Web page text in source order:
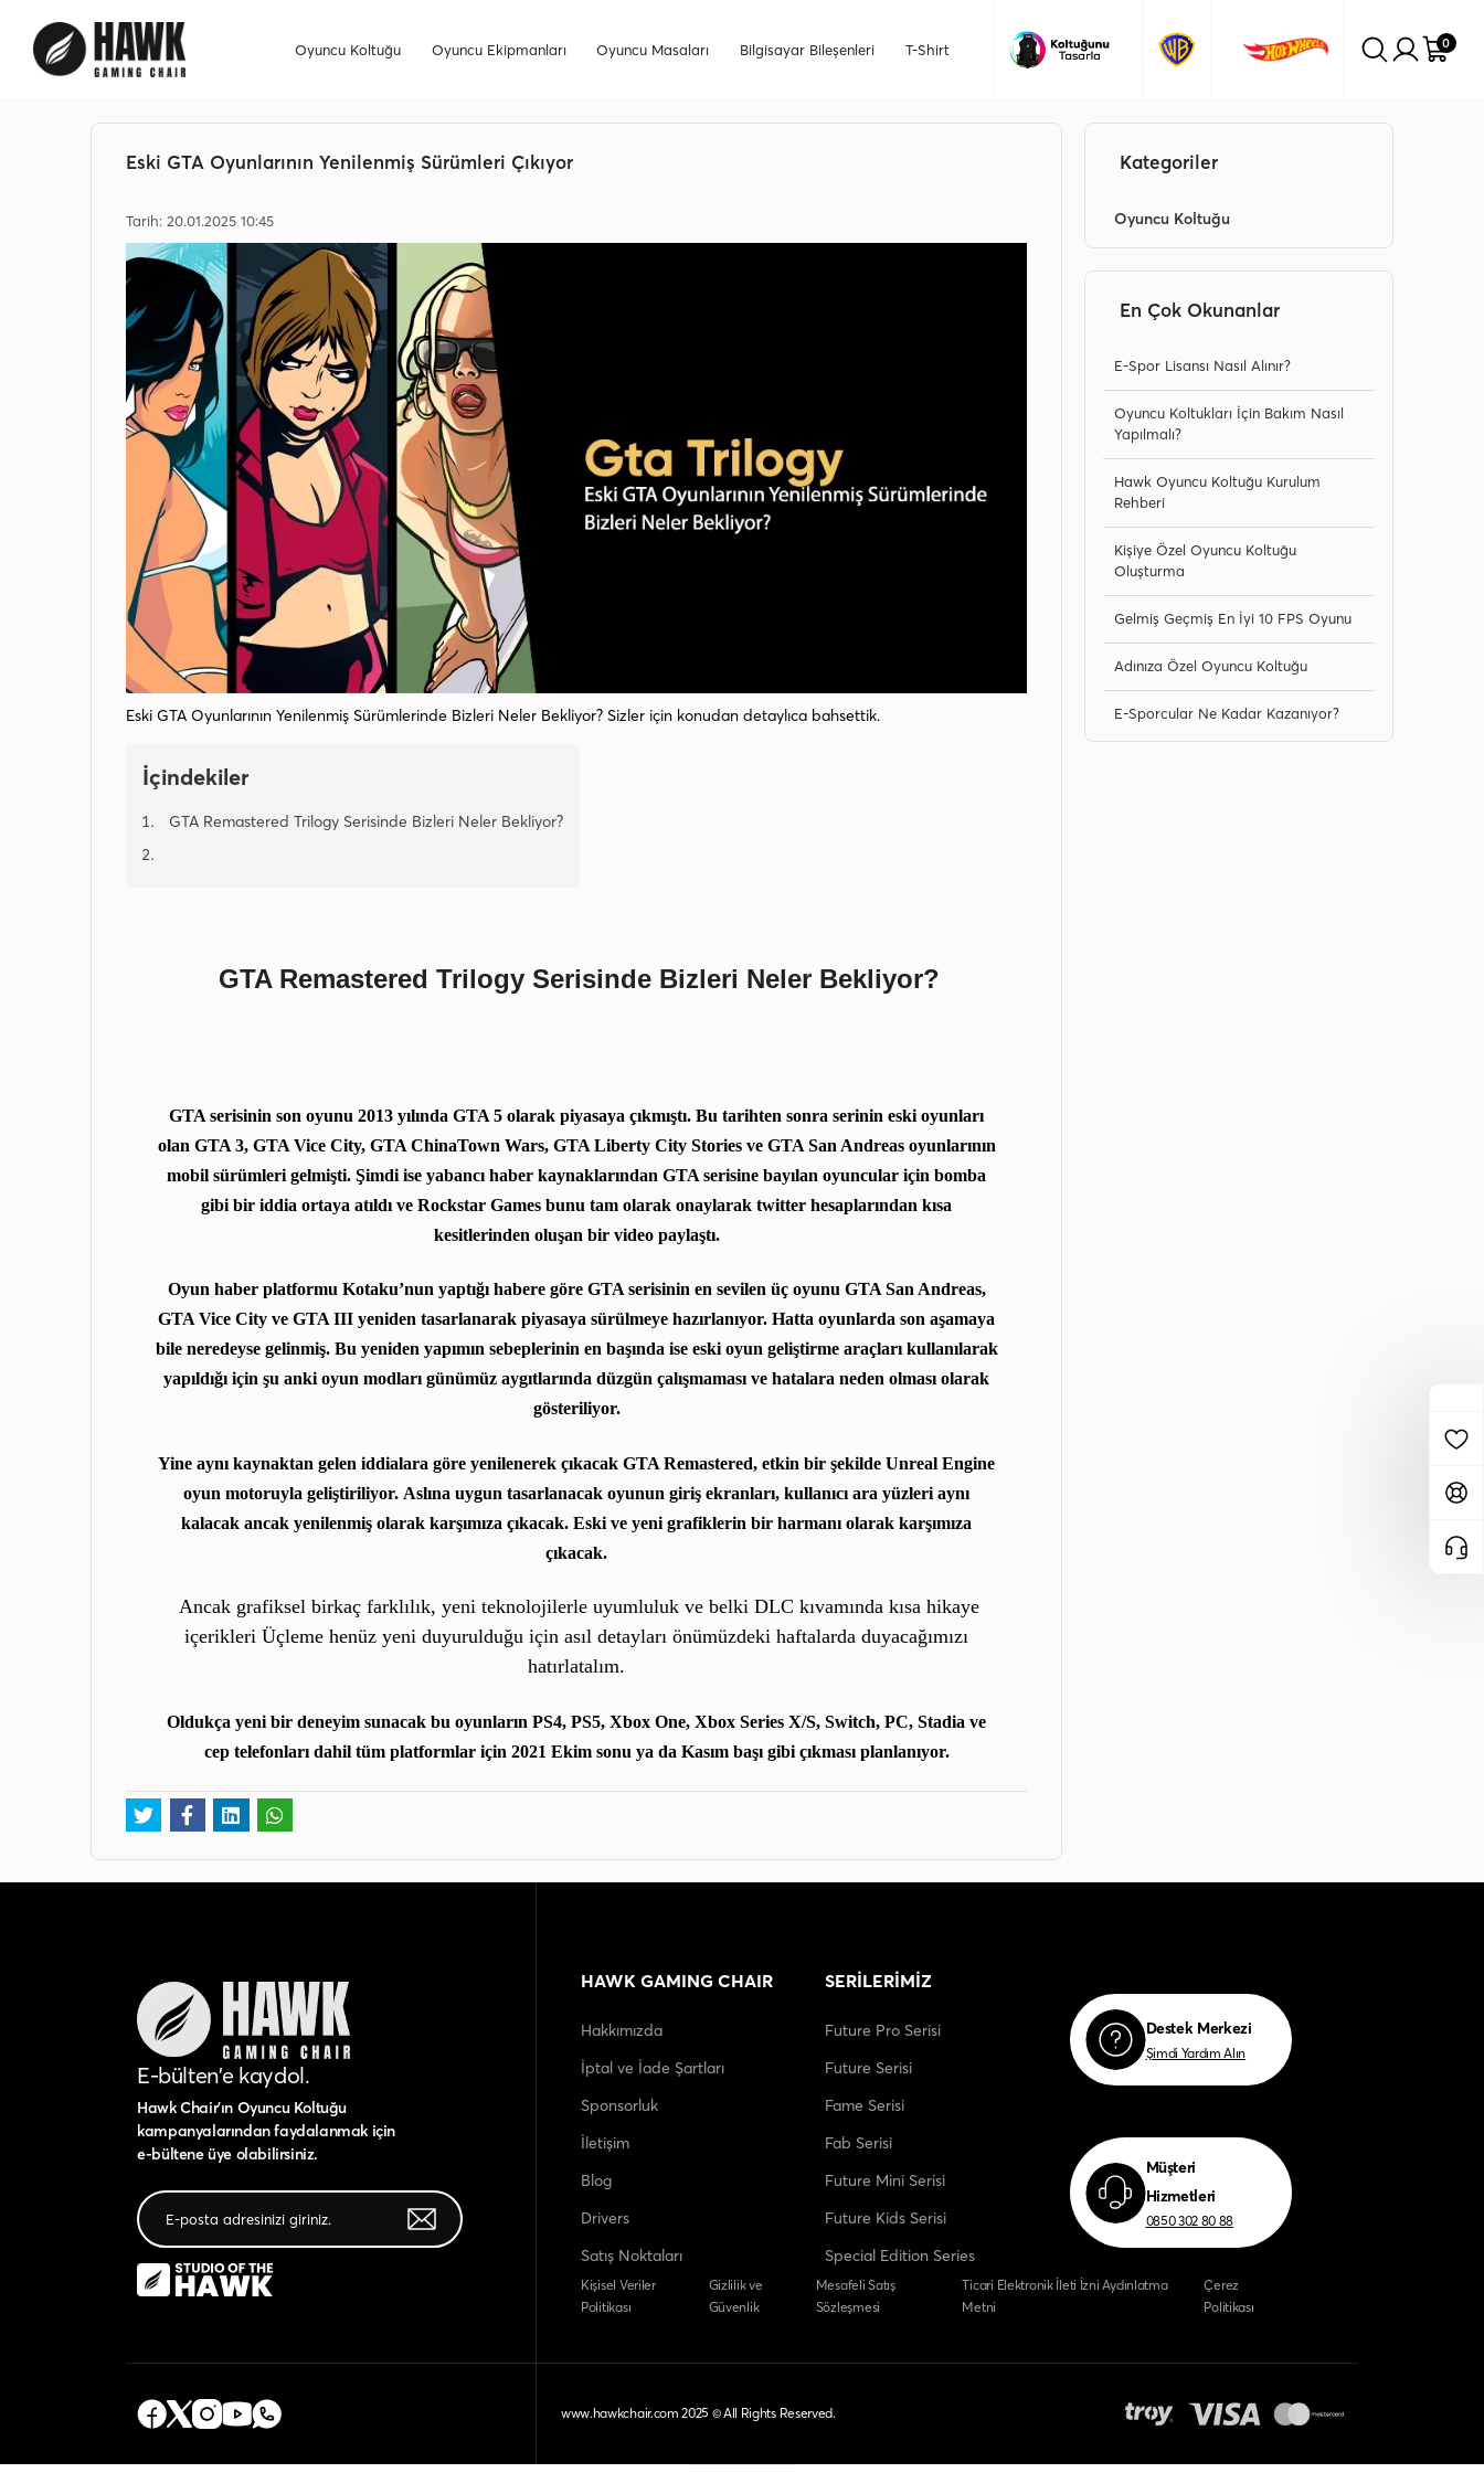
Oyuncu Koltuğu Oyuncu Ekipmanları Oyuncu Masaları Bilgisayar Bileşenleri T-Shirt 0
Eski GTA Oyunlarının Yenilenmiş Sürümleri Çıkıyor
Tarih: 20.01.2025 10:45
Eski GTA Oyunlarının Yenilenmiş Sürümlerinde Bizleri Neler Bekliyor? Sizler için konudan detaylıca bahsettik.
İçindekiler
GTA Remastered Trilogy Serisinde Bizleri Neler Bekliyor?
GTA Remastered Trilogy Serisinde Bizleri Neler Bekliyor?
GTA serisinin son oyunu 2013 yılında GTA 5 olarak piyasaya çıkmıştı. Bu tarihten sonra serinin eski oyunları
olan GTA 3, GTA Vice City, GTA ChinaTown Wars, GTA Liberty City Stories ve GTA San Andreas oyunlarının
mobil sürümleri gelmişti. Şimdi ise yabancı haber kaynaklarından GTA serisine bayılan oyuncular için bomba
gibi bir iddia ortaya atıldı ve Rockstar Games bunu tam olarak onaylarak twitter hesaplarından kısa
kesitlerinden oluşan bir video paylaştı.
Oyun haber platformu Kotaku’nun yaptığı habere göre GTA serisinin en sevilen üç oyunu GTA San Andreas,
GTA Vice City ve GTA III yeniden tasarlanarak piyasaya sürülmeye hazırlanıyor. Hatta oyunlarda son aşamaya
bile neredeyse gelinmiş. Bu yeniden yapımın sebeplerinin en başında ise eski oyun geliştirme araçları kullanılarak
yapıldığı için şu anki oyun modları günümüz aygıtlarında düzgün çalışmaması ve hatalara neden olması olarak
gösteriliyor.
Yine aynı kaynaktan gelen iddialara göre yenilenerek çıkacak GTA Remastered, etkin bir şekilde Unreal Engine
oyun motoruyla geliştiriliyor. Aslına uygun tasarlanacak oyunun giriş ekranları, kullanıcı ara yüzleri aynı
kalacak ancak yenilenmiş olarak karşımıza çıkacak. Eski ve yeni grafiklerin bir harmanı olarak karşımıza
çıkacak.
Ancak grafiksel birkaç farklılık, yeni teknolojilerle uyumluluk ve belki DLC kıvamında kısa hikaye
içerikleri Üçleme henüz yeni duyurulduğu için asıl detayları önümüzdeki haftalarda duyacağımızı
hatırlatalım.
Oldukça yeni bir deneyim sunacak bu oyunların PS4, PS5, Xbox One, Xbox Series X/S, Switch, PC, Stadia ve
cep telefonları dahil tüm platformlar için 2021 Ekim sonu ya da Kasım başıgibi çıkması planlanıyor.
Kategoriler
Oyuncu Koltuğu
En Çok Okunanlar
E-Spor Lisansı Nasıl Alınır?
Oyuncu Koltukları İçin Bakım Nasıl
Yapılmalı?
Hawk Oyuncu Koltuğu Kurulum
Rehberi
Kişiye Özel Oyuncu Koltuğu
Oluşturma
Gelmiş Geçmiş En İyi 10 FPS Oyunu
Adınıza Özel Oyuncu Koltuğu
E-Sporcular Ne Kadar Kazanıyor?
E-bülten’e kaydol.
Hawk Chair'ın Oyuncu Koltuğu
kampanyalarından faydalanmak için
e-bültene üye olabilirsiniz.
HAWK GAMING CHAIR
Hakkımızda
İptal ve İade Şartları
Sponsorluk
İletişim
Blog
Drivers
Satış Noktaları
SERİLERİMİZ
Future Pro Serisi
Future Serisi
Fame Serisi
Fab Serisi
Future Mini Serisi
Future Kids Serisi
Special Edition Series
Destek Merkezi
Şimdi Yardım Alın
Müşteri
Hizmetleri
0850 302 80 88
Kişisel Veriler
Politikası
Gizlilik ve
Güvenlik
Mesafeli Satış
Sözleşmesi
Ticari Elektronik İleti İzni Aydınlatma
Metni
Çerez
Politikası
www.hawkchair.com 2025 © All Rights Reserved.